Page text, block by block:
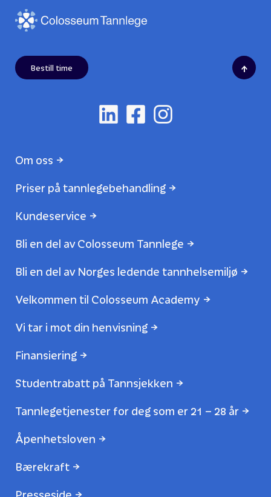
Bestill time
Om oss
Priser på tannlegebehandling
Kundeservice
Bli en del av Colosseum Tannlege
Bli en del av Norges ledende tannhelsemiljø
Velkommen til Colosseum Academy
Vi tar i mot din henvisning
Finansiering
Studentrabatt på Tannsjekken
Tannlegetjenester for deg som er 21 – 28 år
Åpenhetsloven
Bærekraft
↑